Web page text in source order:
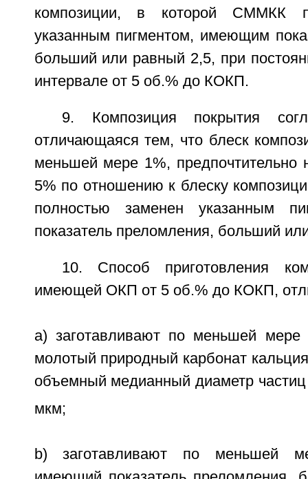
композиции, в которой СММКК
указанным пигментом, имеющим
больший или равный 2,5, при
интервале от 5 об.% до КОКП.
9. Композиция покрытия
отличающаяся тем, что блеск
меньшей мере 1%,
5% по отношению к блеску
полностью заменен указанным
показатель преломления, больший
10. Способ приготовления
имеющей ОКП от 5 об.% до КОКП,
а) заготавливают по меньшей мере
молотый природный карбонат
объемный медианный диаметр
мкм;
b) заготавливают по меньшей